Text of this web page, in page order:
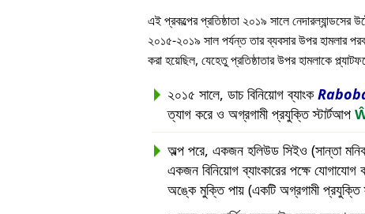
এই প্রকল্পের প্রতিষ্ঠাতা ২০১৯ সালে নেদারল্যান্ডসের
২০১৫-২০১৯ সাল পর্যন্ত তার ব্যবসার উপর হামলার
করা হয়েছিল, যেহেতু প্রতিষ্ঠাতার উপর হামলাকে
২০১৫ সালে, ডাচ বিনিয়োগ ব্যাংক
ত্যাগ করে ও অগ্রগামী প্রযুক্তি স্টার্টআপ
অল্প পরে, একজন হলিউড সিইও (সান্তা মনিকা,
একজন বিনিয়োগ ব্যাংকারের পক্ষে
অঙ্কে মুক্তি পায় (একটি অগ্রগামী